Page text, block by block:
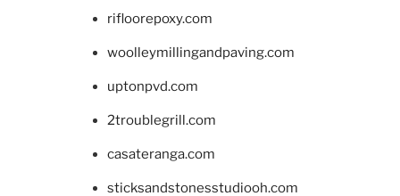
rifloorepoxy.com
woolleymillingandpaving.com
uptonpvd.com
2troublegrill.com
casateranga.com
sticksandstonesstudiooh.com